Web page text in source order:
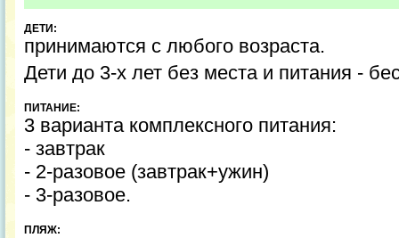
ДЕТИ:
принимаются с любого возраста.
Дети до 3-х лет без места и питания -
ПИТАНИЕ:
3 варианта комплексного питания:
- завтрак
- 2-разовое (завтрак+ужин)
- 3-разовое.
ПЛЯЖ: